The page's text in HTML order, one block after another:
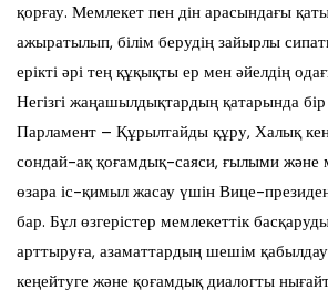
қорғау. Мемлекет пен дін арасындағы
ажыратылып, білім берудің зайырлы
ерікті әрі тең құқықты ер мен әйелдің
Негізгі жаңашылдықтардың қатарында
Парламент – Құрылтайды құру, Халық
сондай-ақ қоғамдық-саяси, ғылыми
өзара іс-қимыл жасау үшін Вице-
бар. Бұл өзгерістер мемлекеттік
арттыруға, азаматтардың шешім
кеңейтуге және қоғамдық диалогты